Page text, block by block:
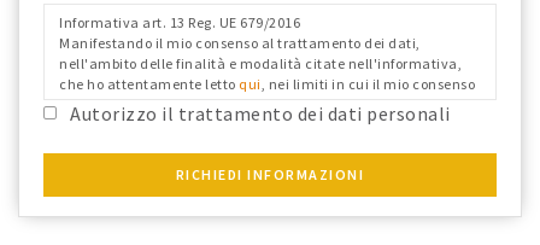
Informativa art. 13 Reg. UE 679/2016
Manifestando il mio consenso al trattamento dei dati,
nell'ambito delle finalità e modalità citate nell'informativa,
che ho attentamente letto qui, nei limiti in cui il mio consenso
fosse richiesto ai fini del Reg. Ue 679/2016 e confermo i dati
anagrafici riportati.
Autorizzo il trattamento dei dati personali
RICHIEDI INFORMAZIONI